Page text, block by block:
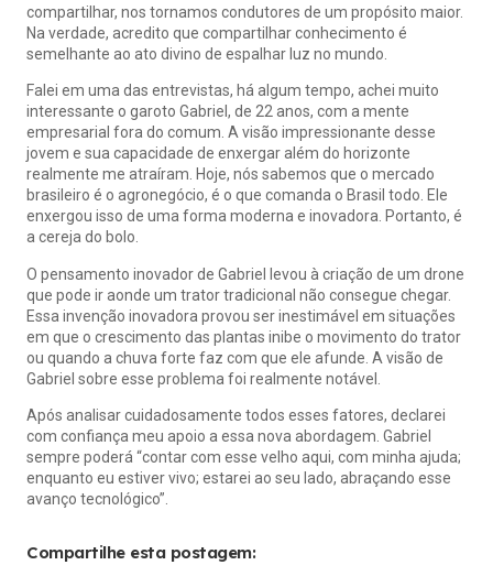
compartilhar, nos tornamos condutores de um propósito maior.
Na verdade, acredito que compartilhar conhecimento é
semelhante ao ato divino de espalhar luz no mundo.
Falei em uma das entrevistas, há algum tempo, achei muito
interessante o garoto Gabriel, de 22 anos, com a mente
empresarial fora do comum. A visão impressionante desse
jovem e sua capacidade de enxergar além do horizonte
realmente me atraíram. Hoje, nós sabemos que o mercado
brasileiro é o agronegócio, é o que comanda o Brasil todo. Ele
enxergou isso de uma forma moderna e inovadora. Portanto, é
a cereja do bolo.
O pensamento inovador de Gabriel levou à criação de um drone
que pode ir aonde um trator tradicional não consegue chegar.
Essa invenção inovadora provou ser inestimável em situações
em que o crescimento das plantas inibe o movimento do trator
ou quando a chuva forte faz com que ele afunde. A visão de
Gabriel sobre esse problema foi realmente notável.
Após analisar cuidadosamente todos esses fatores, declarei
com confiança meu apoio a essa nova abordagem. Gabriel
sempre poderá “contar com esse velho aqui, com minha ajuda;
enquanto eu estiver vivo; estarei ao seu lado, abraçando esse
avanço tecnológico”.
Compartilhe esta postagem: